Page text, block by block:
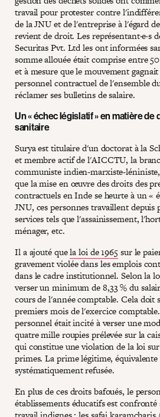
travail pour protester contre
de la JNU et de l'entreprise à l'égard
revient de droit. Les représentant·e·s
Securitas Pvt. Ltd les ont informées
somme allouée était comprise entre
et à mesure que le mouvement
personnel contractuel de l'ensemble
réclamer ses bulletins de salaire.
Un « échec législatif » en matière
sanitaire
Surya est titulaire d'un doctorat à la
et membre actif de l'AICCTU, la
communiste indien-marxiste-
que la mise en œuvre des droits des
contractuels en Inde se heurte à un «
JNU, ces personnes travaillent depuis
services tels que l'assainissement,
ménager, etc.
Il a ajouté quela loi de 1965sur le
gravement violée dans les emplois
dans le cadre institutionnel. Selon la
verser un minimum de 8,33 % du
cours de l'année comptable. Cela doit
premiers mois de l'exercice
personnel était incité à verser une
quatre mille roupies prélevée sur la
qui constitue une violation de la loi
primes. La prime légitime,
systématiquement refusée.
En plus de ces droits bafoués, le
établissements éducatifs est